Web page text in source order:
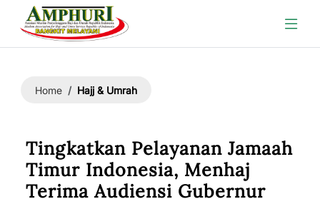
Home Hajj & Umrah
Tingkatkan Pelayanan Jamaah
Timur Indonesia, Menhaj
Terima Audiensi Gubernur